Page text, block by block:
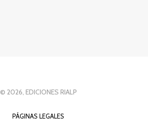
© 2026, EDICIONES RIALP
PÁGINAS LEGALES